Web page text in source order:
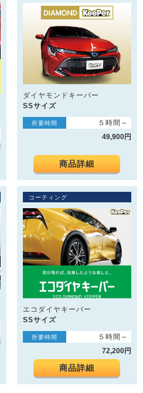
ダイヤモンドキーパー
SSサイズ
所要時間
５時間～
49,900円
商品詳細
コーティング
エコダイヤキーパー
SSサイズ
所要時間
５時間～
72,200円
商品詳細